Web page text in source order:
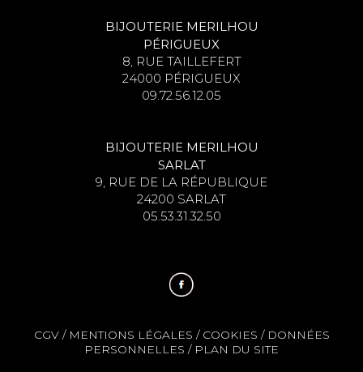
BIJOUTERIE MERILHOU
PÉRIGUEUX
8, RUE TAILLEFERT
24000 PÉRIGUEUX
09.72.56.12.05
BIJOUTERIE MERILHOU
SARLAT
9, RUE DE LA RÉPUBLIQUE
24200 SARLAT
05.53.31.32.50
CGV/ MENTIONS LÉGALES / COOKIES / DONNÉES
PERSONNELLES / PLAN DU SITE